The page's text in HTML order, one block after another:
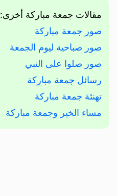
مقالات جمعة مباركة أخرى:
صور جمعة مباركة
صور صباحية ليوم الجمعة
صور صلوا على النبي
رسائل جمعة مباركة
تهنئة جمعة مباركة
مساء الخير وجمعة مباركة